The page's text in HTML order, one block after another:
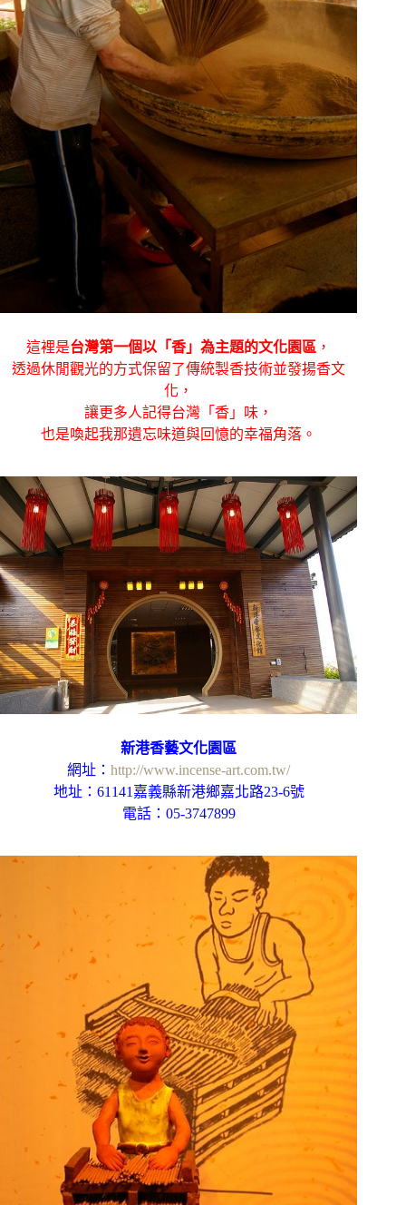
這裡是台灣第一個以「香」為主題的文化園區 ，
透過休閒觀光的方式保留了傳統製香技術並發揚香文
化，
讓更多人記得台灣「香」味，
也是喚起我那遺忘味道與回憶的幸福角落。
新港香藝文化園區
網址：http://www.incense-art.com.tw/
地址： 61141嘉義縣新港鄉嘉北路23-6號
電話： 05-3747899